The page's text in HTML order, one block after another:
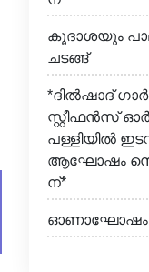
കൂദാശയും
ചടങ്ങ്
*ദിൽഷാദ്
സ്റ്റീഫൻസ്
പള്ളിയിൽ
ആഘോഷം
ന്*
ഓണാഘോഷം